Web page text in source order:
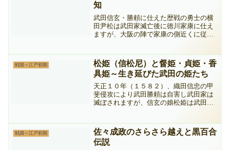
知
武田信玄・勝頼に仕えた歴戦の勇士の横
田尹松は武田家滅亡後に徳川家康に仕え
ますが、大阪の陣で家康の側近くに従っ
戦国～江戸初期
松姫（信松尼）と督姫・貞姫・香
具姫～生き延びた武田の姫たち
天正１０年（１５８２）、織田信忠の甲
斐侵攻により武田勝頼は自害し武田家は
滅ぼされますが、信玄の娘松姫は武田家
戦国～江戸初期
佐々成政のさらさら越えと黒百合
伝説